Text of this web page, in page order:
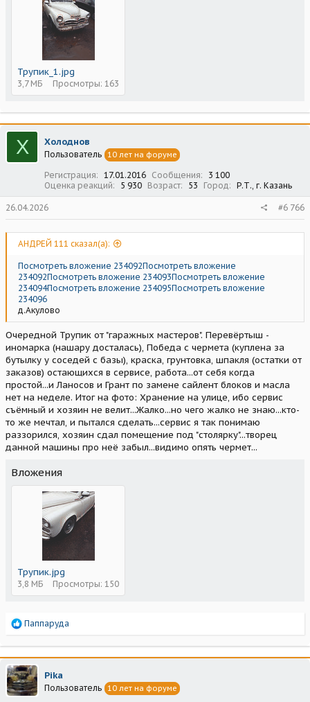
Трупик_1.jpg
3,7 МБ Просмотры: 163
Х Холоднов
Пользователь 10 лет на форуме
Регистрация 17.01.2016 Сообщения
3 100
Оценка реакций
5 930 Возраст 53 Город Р.Т., г. Казань
26.04.2026 #6 766
АНДРЕЙ 111 сказал(а):
Посмотреть вложение 234092Посмотреть вложение
234092Посмотреть вложение 234093Посмотреть вложение
234094Посмотреть вложение 234095Посмотреть вложение
234096
д.Акулово
Очередной Трупик от "гаражных мастеров". Перевёртыш -
иномарка (нашару досталась), Победа с чермета (куплена за
бутылку у соседей с базы), краска, грунтовка, шпакля (остатки от
заказов) остающихся в сервисе, работа...от себя когда
простой...и Ланосов и Грант по замене сайлент блоков и масла
нет на неделе. Итог на фото: Хранение на улице, ибо сервис
съёмный и хозяин не велит...Жалко...но чего жалко не знаю...кто-
то же мечтал, и пытался сделать...сервис я так понимаю
раззорился, хозяин сдал помещение под "столярку"...творец
данной машины про неё забыл...видимо опять чермет...
Вложения
Трупик.jpg
3,8 МБ Просмотры: 150
Р
а
к
ц
и
и
Паппаруда
Pika
Пользователь 10 лет на форуме